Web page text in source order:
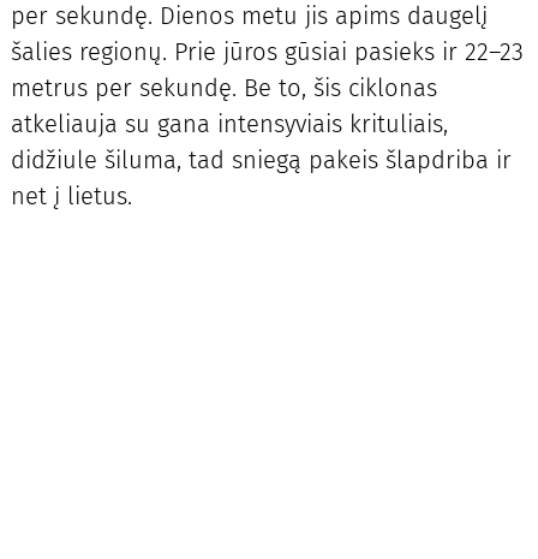
per sekundę. Dienos metu jis apims daugelį
šalies regionų. Prie jūros gūsiai pasieks ir 22–23
metrus per sekundę. Be to, šis ciklonas
atkeliauja su gana intensyviais krituliais,
didžiule šiluma, tad sniegą pakeis šlapdriba ir
net į lietus.